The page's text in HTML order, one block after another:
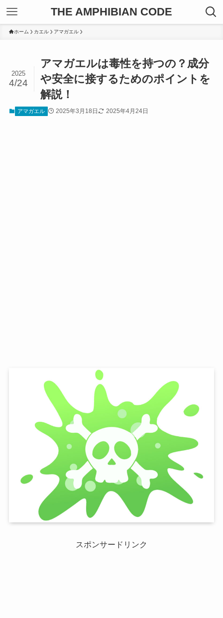
THE AMPHIBIAN CODE
ホーム カエル アマガエル
アマガエルは毒性を持つの？成分
や安全に接するためのポイントを
解説！
2025
4/24
アマガエル 2025年3月18日 2025年4月24日
スポンサードリンク